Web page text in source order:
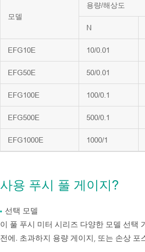
모델
용량/해상도
N
EFG10E 10/0.01
EFG50E 50/0.01
EFG100E 100/0.1
EFG500E 500/0.1
EFG1000E 1000/1
사용 푸시 풀 게이지?
선택 모델
이 풀 푸시 미터 시리즈 다양한 모델 선택
전에. 초과하지 용량 게이지, 또는 손상 포